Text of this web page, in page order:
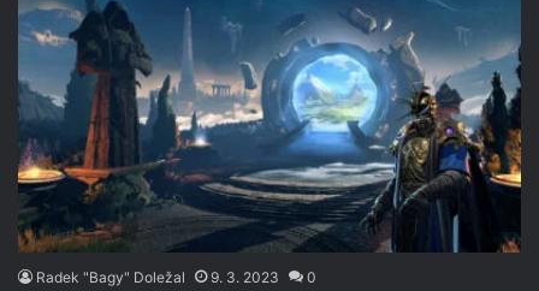
Radek "Bagy" Doležal 9. 3. 2023 0